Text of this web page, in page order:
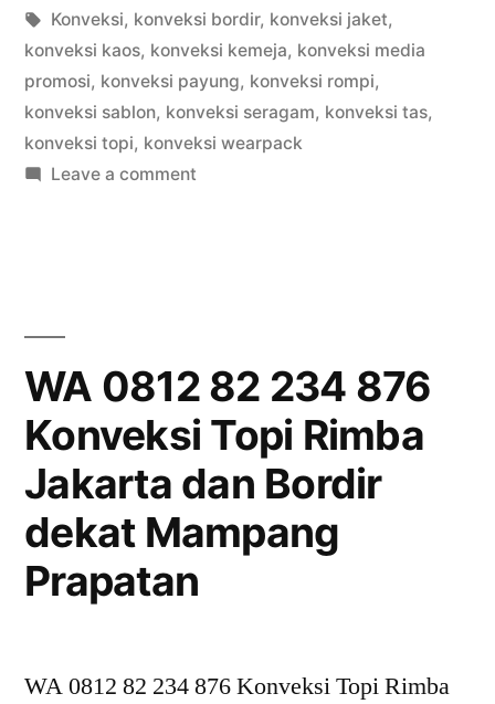
by in
Tags:
Konveksi, konveksi bordir, konveksi jaket,
konveksi kaos, konveksi kemeja, konveksi media
promosi, konveksi payung, konveksi rompi,
konveksi sablon, konveksi seragam, konveksi tas,
konveksi topi, konveksi wearpack
Leave a commenton
Topi
Rimba
Jakarta
dan
dekat
Menteng
WA 0812 82 234 876
Konveksi Topi Rimba
Jakarta dan Bordir
dekat Mampang
Prapatan
WA 0812 82 234 876 Konveksi Topi Rimba